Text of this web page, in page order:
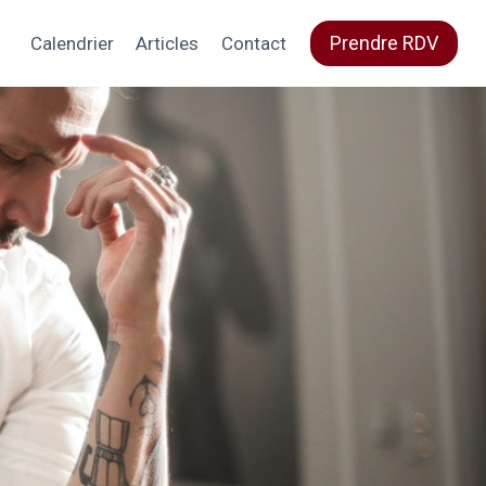
Calendrier Articles Contact Prendre RDV